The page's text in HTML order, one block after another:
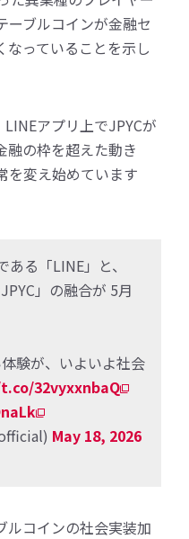
ーブルコインが金融セ
なっていることを示し
アプリ上でJPYCが
融の枠を超えた動き
を変え始めています
る「LINE」と、
」の融合が 5月
験が、いよいよ社会
32vyxxnbaQ
May 18, 2026
ルコインの社会実装加